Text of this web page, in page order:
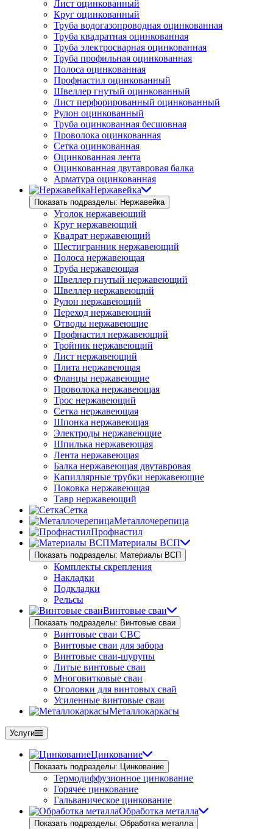
Лист оцинкованный
Круг оцинкованный
Труба водогазопроводная оцинкованная
Труба квадратная оцинкованная
Труба электросварная оцинкованная
Труба профильная оцинкованная
Полоса оцинкованная
Профнастил оцинкованный
Швеллер гнутый оцинкованный
Лист перфорированный оцинкованный
Рулон оцинкованный
Труба оцинкованная бесшовная
Проволока оцинкованная
Сетка оцинкованная
Оцинкованная лента
Оцинкованная двутавровая балка
Арматура оцинкованная
Нержавейка
Показать подразделы: Нержавейка
Уголок нержавеющий
Круг нержавеющий
Квадрат нержавеющий
Шестигранник нержавеющий
Полоса нержавеющая
Труба нержавеющая
Швеллер гнутый нержавеющий
Швеллер нержавеющий
Рулон нержавеющий
Переход нержавеющий
Отводы нержавеющие
Профнастил нержавеющий
Тройник нержавеющий
Лист нержавеющий
Плита нержавеющая
Фланцы нержавеющие
Проволока нержавеющая
Трос нержавеющий
Сетка нержавеющая
Шпонка нержавеющая
Электроды нержавеющие
Шпилька нержавеющая
Лента нержавеющая
Балка нержавеющая двутавровая
Капиллярные трубки нержавеющие
Поковка нержавеющая
Тавр нержавеющий
Сетка
Металлочерепица
Профнастил
Материалы ВСП
Показать подразделы: Материалы ВСП
Комплекты скрепления
Накладки
Подкладки
Рельсы
Винтовые сваи
Показать подразделы: Винтовые сваи
Винтовые сваи СВС
Винтовые сваи для забора
Винтовые сваи-шурупы
Литые винтовые сваи
Многовитковые сваи
Оголовки для винтовых свай
Усиленные винтовые сваи
Металлокаркасы
Услуги
Цинкование
Показать подразделы: Цинкование
Термодиффузионное цинкование
Горячее цинкование
Гальваническое цинкование
Обработка металла
Показать подразделы: Обработка металла